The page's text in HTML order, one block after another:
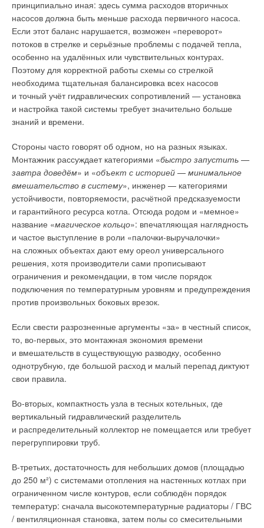
принципиально иная: здесь сумма расходов вторичных
насосов должна быть меньше расхода первичного насоса.
Если этот баланс нарушается, возможен «переворот»
потоков в стрелке и серьёзные проблемы с подачей тепла,
особенно на удалённых или чувствительных контурах.
Поэтому для корректной работы схемы со стрелкой
необходима тщательная балансировка всех насосов
и точный учёт гидравлических сопротивлений — установка
и настройка такой системы требует значительно больше
знаний и времени.
Стороны часто говорят об одном, но на разных языках.
Монтажник рассуждает категориями «быстро запустить —
завтра доведём» и «объект с историей — минимальное
вмешательство в систему», инженер — категориями
устойчивости, повторяемости, расчётной предсказуемости
и гарантийного ресурса котла. Отсюда родом и «мемное»
название «магическое кольцо»: впечатляющая наглядность
и частое выступление в роли «палочки-выручалочки»
на сложных объектах дают ему ореол универсального
решения, хотя производители сами прописывают
ограничения и рекомендации, в том числе порядок
подключения по температурным уровням и предупреждения
против произвольных боковых врезок.
Если свести разрозненные аргументы «за» в честный список,
то, во-первых, это монтажная экономия времени
и вмешательств в существующую разводку, особенно
однотрубную, где большой расход и малый перепад диктуют
свои правила.
Во-вторых, компактность узла в тесных котельных, где
вертикальный гидравлический разделитель
и распределительный коллектор не помещается или требует
перегруппировки труб.
В-третьих, достаточность для небольших домов (площадью
до 250 м²) с системами отопления на настенных котлах при
ограниченном числе контуров, если соблюдён порядок
температур: сначала высокотемпературные радиаторы / ГВС
/ вентиляционная становка, затем полы со смесительными
почасового потребления электроэнергии в зданиях [8].
Для ИНС при увеличении количества обучающих выборок
структура модели становилась достаточно сложной,
а количество операций — огромным. Модель CNN
(Convolutional Neural Network, свёрточная нейронная сеть)
наряду с XGBoost, MLP и RBF является наиболее
используемой из простых негибридных нейросетевых
моделей для прогнозирования нагрузок зданий [9]. Модель
CNN представляет собой многослойную сеть с прямой
признаков на основе механизма разделения веса [10]. На
основе трех наборов данных модель SBO-CNN снизила
MAPE, RMSE и MAE в среднем на 12,33%, 25,03% и 29,90
соответственно, и улучшила R2 в среднем на 8,13% по
сравнению с CNN благодаря масштабируемости CNN, что
ещё раз демонстрирует лучшую предсказательную
эффективность оптимизированных SBO гиперпараметров,
используемых для построения сети CNN. Кроме того,
на основе трех случайно выбранных наборов данных
с различными статистическими характеристиками гибридная
модель прогнозирования имеет немного бóльшую ошибку
прогнозирования при изменении фактической тепловой
нагрузки, но всё же обладает более высокой точностью
прогнозирования [11]. При использовании ИНС типа CNN
снижается статическая ошибка с приблизительно 18,
16,2%, и точность прогнозирования будет повышаться
примерно на 10–12%.
зависит от применяемой методики [12] и включает:
характеристики источников теплоснабжения (расход
теплоносителя, температура теплоносителя в прямой
и обратной трубе), характеристики светопрозрачных
теплопроводность, площадь).
Характеристики трубопроводов: длина, диаметр,
теплоизоляция. Метеорологические данные: температура
наружного воздуха, скорость и направление ветра на высоте